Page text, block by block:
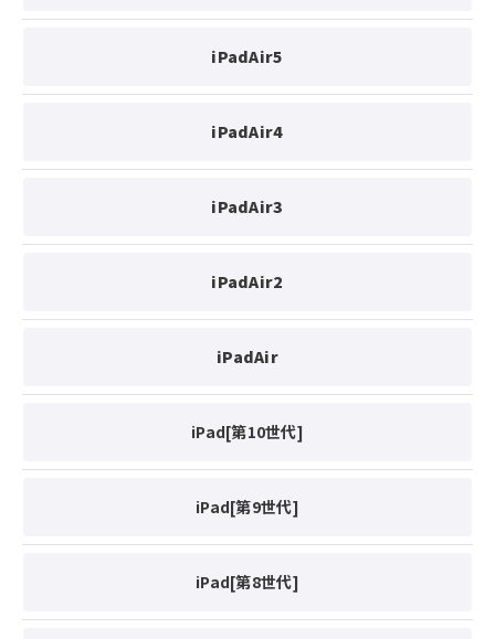
iPadAir5
iPadAir4
iPadAir3
iPadAir2
iPadAir
iPad[第10世代]
iPad[第9世代]
iPad[第8世代]